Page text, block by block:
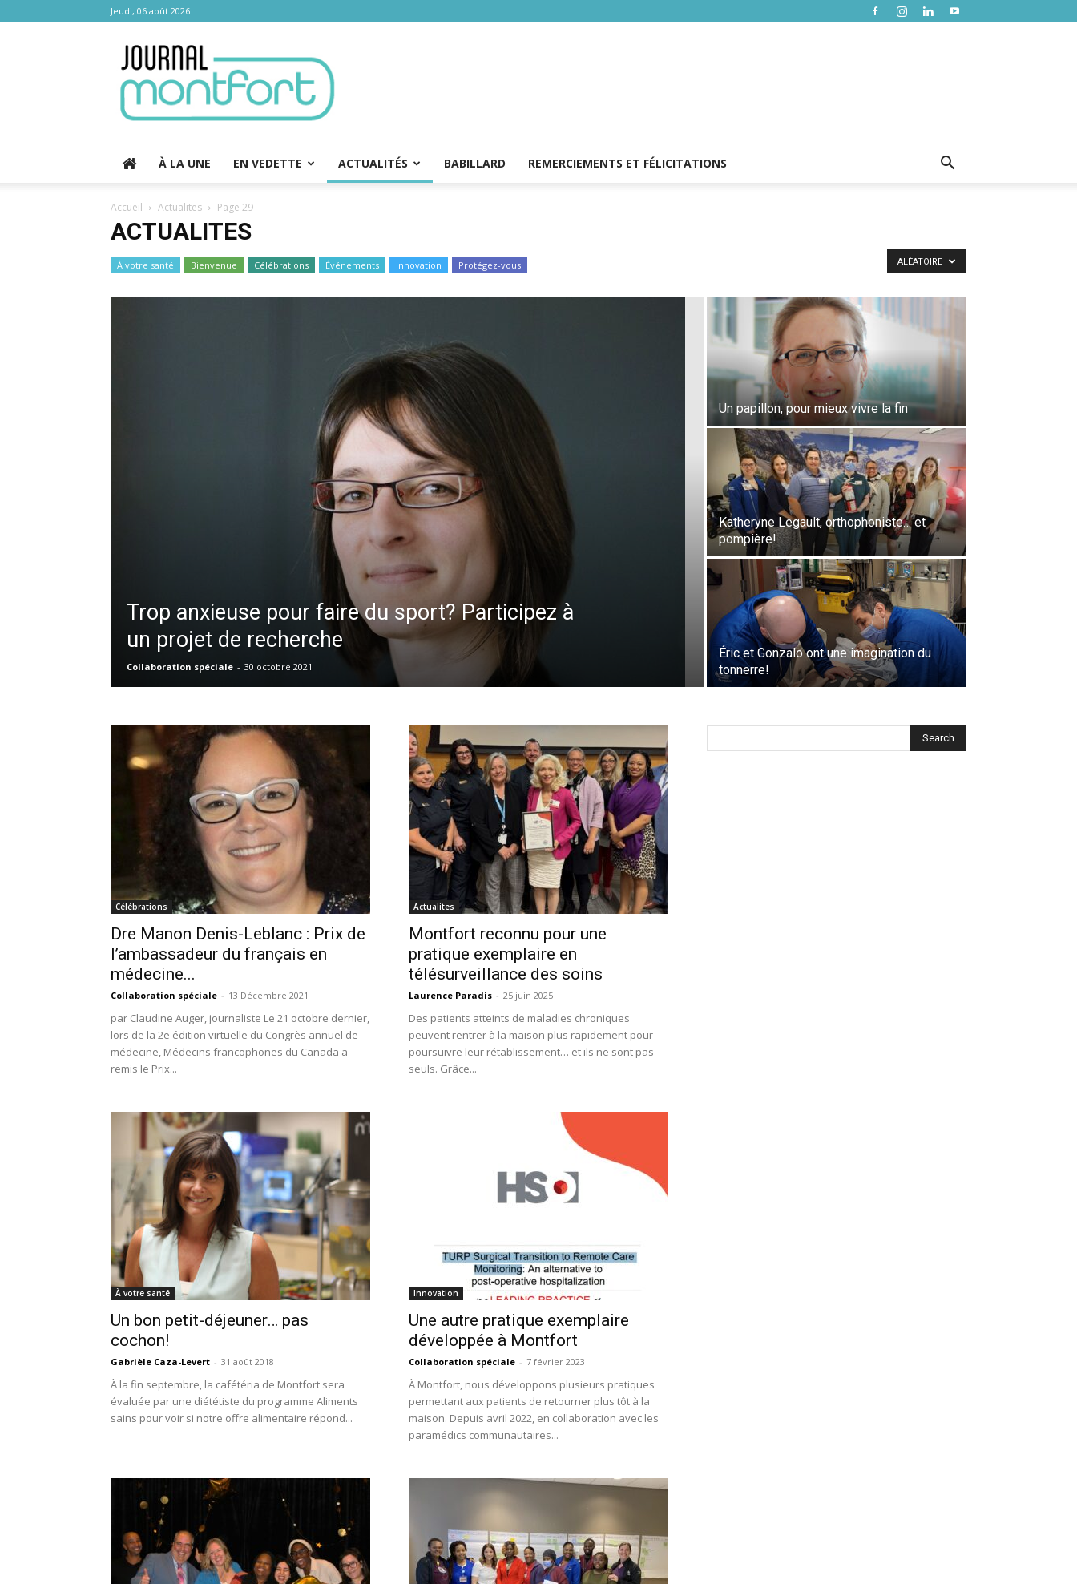
Jeudi, 06 août 2026
Montfort
À LA UNE EN VEDETTE ACTUALITÉS BABILLARD REMERCIEMENTS ET FÉLICITATIONS
Accueil Actualites Page 29
ACTUALITES
À votre santé Bienvenue Célébrations Événements Innovation Protégez-vous ALÉATOIRE
Trop anxieuse pour faire du sport? Participez à
un projet de recherche
Collaboration spéciale - 30 octobre 2021
Un papillon, pour mieux vivre la fin
Katheryne Legault, orthophoniste… et
pompière!
Éric et Gonzalo ont une imagination du
tonnerre!
Célébrations
Dre Manon Denis-Leblanc : Prix de
l’ambassadeur du français en
médecine...
Collaboration spéciale - 13 Décembre 2021
par Claudine Auger, journaliste Le 21 octobre dernier,
lors de la 2e édition virtuelle du Congrès annuel de
médecine, Médecins francophones du Canada a
remis le Prix...
Actualites
Montfort reconnu pour une
pratique exemplaire en
télésurveillance des soins
Laurence Paradis - 25 juin 2025
Des patients atteints de maladies chroniques
peuvent rentrer à la maison plus rapidement pour
poursuivre leur rétablissement… et ils ne sont pas
seuls. Grâce...
À votre santé
Un bon petit-déjeuner… pas
cochon!
Gabrièle Caza-Levert - 31 août 2018
À la fin septembre, la cafétéria de Montfort sera
évaluée par une diététiste du programme Aliments
sains pour voir si notre offre alimentaire répond...
Innovation
Une autre pratique exemplaire
développée à Montfort
Collaboration spéciale - 7 février 2023
À Montfort, nous développons plusieurs pratiques
permettant aux patients de retourner plus tôt à la
maison. Depuis avril 2022, en collaboration avec les
paramédics communautaires...